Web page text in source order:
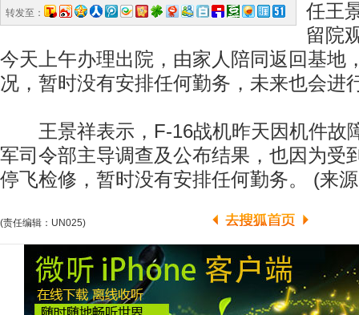
转发至：
任王
留院
今天上午办理出院，由家人陪同返回基地
况，暂时没有安排任何勤务，未来也会进
王景祥表示，F-16战机昨天因机件故
军司令部主导调查及公布结果，也因为受
停飞检修，暂时没有安排任何勤务。 (来
(责任编辑：UN025)